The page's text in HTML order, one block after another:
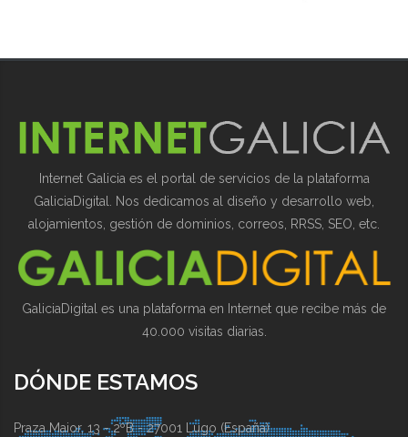
Internet Galicia es el portal de servicios de la plataforma
GaliciaDigital. Nos dedicamos al diseño y desarrollo web,
alojamientos, gestión de dominios, correos, RRSS, SEO, etc.
GaliciaDigital es una plataforma en Internet que recibe más de
40.000 visitas diarias.
DÓNDE ESTAMOS
Praza Maior, 13 - 2ºB - 27001 Lugo (España)